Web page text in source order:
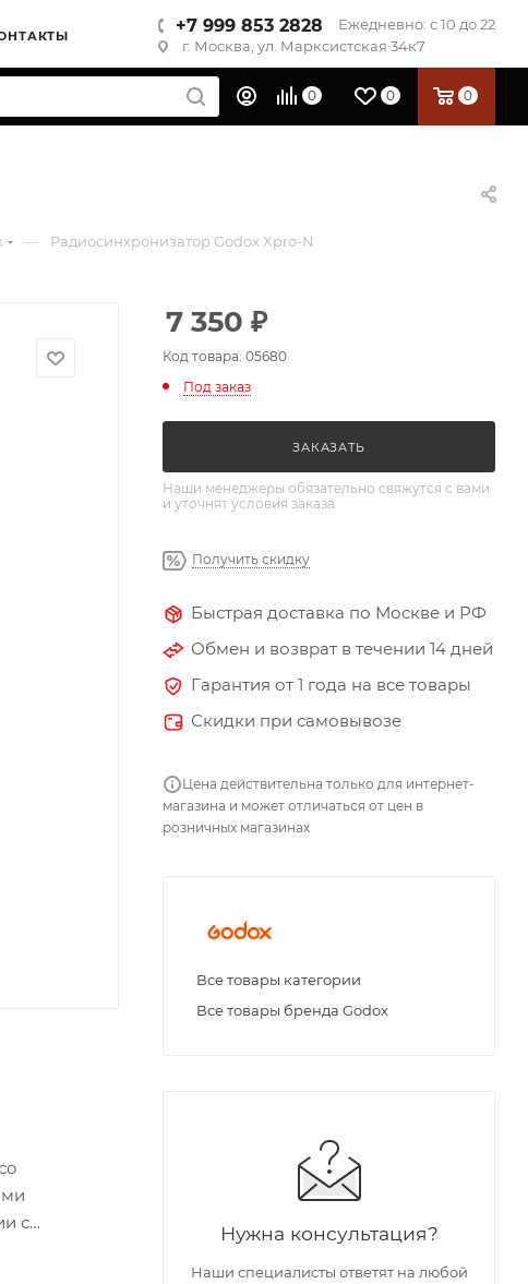
+7 999 853 2828
Ежедневно: с 10 до 22
г. Москва, ул. Марксистская 34к7
0 0 0
— Радиосинхронизатор Godox Xpro-N
с
7 350 ₽
Код товара: 05680
Под заказ
ЗАКАЗАТЬ
Наши менеджеры обязательно свяжутся с вами
и уточнят условия заказа
Получить скидку
Быстрая доставка по Москве и РФ
Обмен и возврат в течении 14 дней
Гарантия от 1 года на все товары
Скидки при самовывозе
Цена действительна только для интернет-
магазина и может отличаться от цен в
розничных магазинах
Все товары категории
Все товары бренда Godox
Нужна консультация?
Наши специалисты ответят на любой